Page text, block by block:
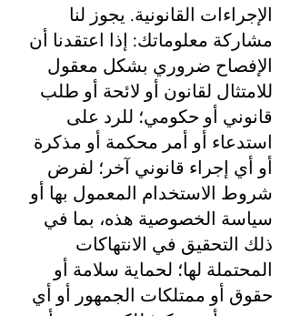
الإجراءات القانونية. يجوز لنا
مشاركة معلوماتك: إذا اعتقدنا أن
الإفصاح ضروري بشكل معقول
للامتثال لقانون أو لائحة أو طلب
قانوني أو حكومي؛ للرد على
استدعاء أو أمر محكمة أو مذكرة
أو أي إجراء قانوني آخر؛ لفرض
شروط الاستخدام المعمول بها أو
سياسة الخصوصية هذه، بما في
ذلك التحقيق في الانتهاكات
المحتملة لها؛ لحماية سلامة أو
حقوق أو ممتلكات الجمهور أو أي